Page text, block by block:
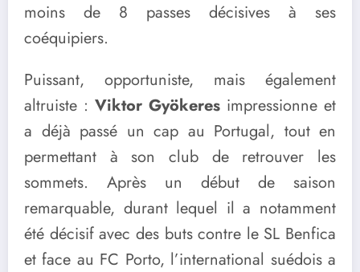
moins de 8 passes décisives à ses
coéquipiers.
Puissant, opportuniste, mais également
altruiste : Viktor Gyökeres impressionne et
a déjà passé un cap au Portugal, tout en
permettant à son club de retrouver les
sommets. Après un début de saison
remarquable, durant lequel il a notamment
été décisif avec des buts contre le SL Benfica
et face au FC Porto, l’international suédois a